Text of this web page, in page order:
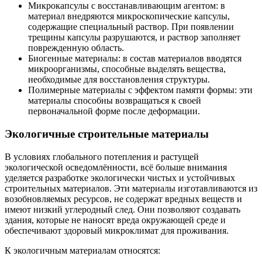
Микрокапсулы с восстанавливающим агентом: в
материал внедряются микроскопические капсулы,
содержащие специальный раствор. При появлении
трещины капсулы разрушаются, и раствор заполняет
поврежденную область.
Биогенные материалы: в состав материалов вводятся
микроорганизмы, способные выделять вещества,
необходимые для восстановления структуры.
Полимерные материалы с эффектом памяти формы: эти
материалы способны возвращаться к своей
первоначальной форме после деформации.
Экологичные строительные материалы
В условиях глобального потепления и растущей
экологической осведомлённости, всё больше внимания
уделяется разработке экологически чистых и устойчивых
строительных материалов. Эти материалы изготавливаются из
возобновляемых ресурсов, не содержат вредных веществ и
имеют низкий углеродный след. Они позволяют создавать
здания, которые не наносят вреда окружающей среде и
обеспечивают здоровый микроклимат для проживания.
К экологичным материалам относятся: